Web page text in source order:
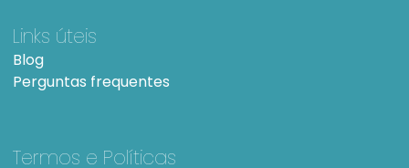
Links úteis
Blog
Perguntas frequentes
Termos e Políticas